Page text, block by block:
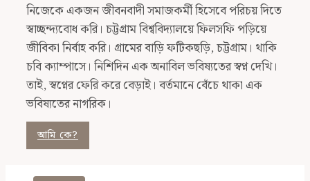
নিজেকে একজন জীবনবাদী সমাজকর্মী হিসেবে পরিচয় দিতে
স্বাচ্ছন্দ্যবোধ করি। চট্টগ্রাম বিশ্ববিদ্যালয়ে ফিলসফি পড়িয়ে
জীবিকা নির্বাহ করি। গ্রামের বাড়ি ফটিকছড়ি, চট্টগ্রাম। থাকি
চবি ক্যাম্পাসে। নিশিদিন এক অনাবিল ভবিষ্যতের স্বপ্ন দেখি।
তাই, স্বপ্নের ফেরি করে বেড়াই। বর্তমানে বেঁচে থাকা এক
ভবিষ্যতের নাগরিক।
আমি কে?